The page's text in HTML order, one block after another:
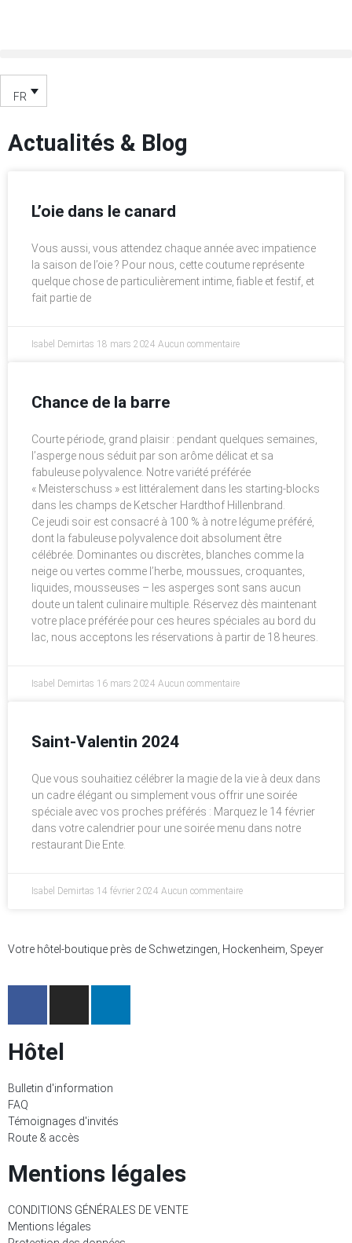
FR
Actualités & Blog
L’oie dans le canard
Vous aussi, vous attendez chaque année avec impatience
la saison de l’oie ? Pour nous, cette coutume représente
quelque chose de particulièrement intime, fiable et festif, et
fait partie de
Isabel Demirtas 18 mars 2024 Aucun commentaire
Chance de la barre
Courte période, grand plaisir : pendant quelques semaines,
l’asperge nous séduit par son arôme délicat et sa
fabuleuse polyvalence. Notre variété préférée
« Meisterschuss » est littéralement dans les starting-blocks
dans les champs de Ketscher Hardthof Hillenbrand.
Ce jeudi soir est consacré à 100 % à notre légume préféré,
dont la fabuleuse polyvalence doit absolument être
célébrée. Dominantes ou discrètes, blanches comme la
neige ou vertes comme l’herbe, moussues, croquantes,
liquides, mousseuses – les asperges sont sans aucun
doute un talent culinaire multiple. Réservez dès maintenant
votre place préférée pour ces heures spéciales au bord du
lac, nous acceptons les réservations à partir de 18 heures.
Isabel Demirtas 16 mars 2024 Aucun commentaire
Saint-Valentin 2024
Que vous souhaitiez célébrer la magie de la vie à deux dans
un cadre élégant ou simplement vous offrir une soirée
spéciale avec vos proches préférés : Marquez le 14 février
dans votre calendrier pour une soirée menu dans notre
restaurant Die Ente.
Isabel Demirtas 14 février 2024 Aucun commentaire
Votre hôtel-boutique près de Schwetzingen, Hockenheim, Speyer
Hôtel
Bulletin d'information
FAQ
Témoignages d'invités
Route & accès
Mentions légales
CONDITIONS GÉNÉRALES DE VENTE
Mentions légales